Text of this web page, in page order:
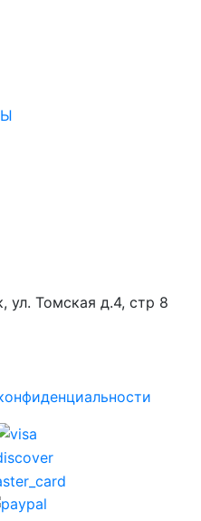
, ул. Томская д.4, стр 8